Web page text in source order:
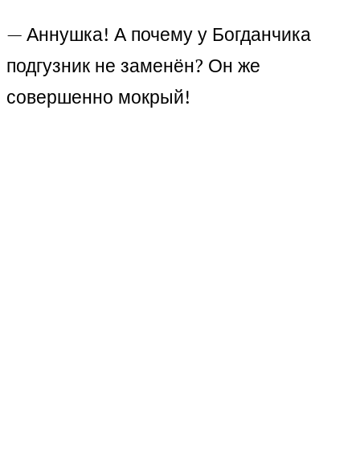
— Аннушка! А почему у Богданчика
подгузник не заменён? Он же
совершенно мокрый!